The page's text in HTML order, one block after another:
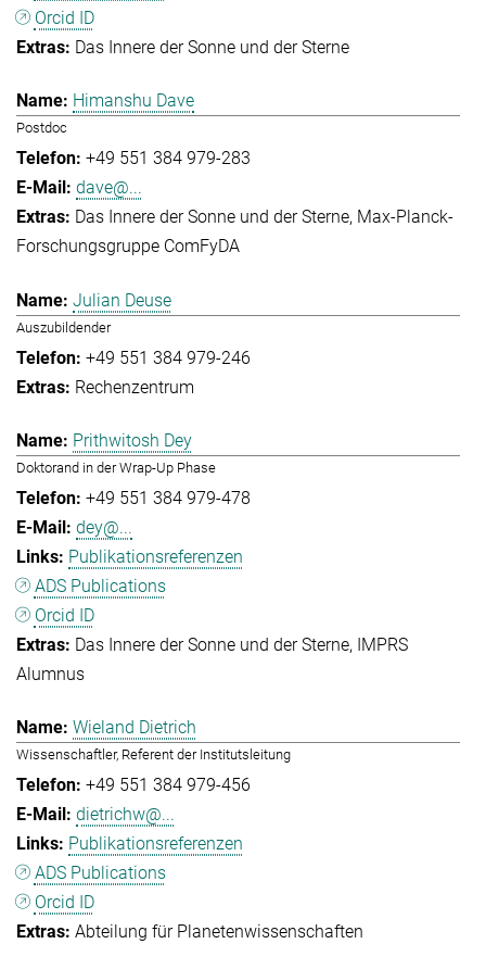
Orcid ID
Das Innere der Sonne und der Sterne
Himanshu Dave
Postdoc
+49 551 384 979-283
dave@...
Das Innere der Sonne und der Sterne Max-Planck-
Forschungsgruppe ComFyDA
Julian Deuse
Auszubildender
+49 551 384 979-246
Rechenzentrum
Prithwitosh Dey
Doktorand in der Wrap-Up Phase
+49 551 384 979-478
dey@...
Publikationsreferenzen
ADS Publications
Orcid ID
Das Innere der Sonne und der Sterne IMPRS
Alumnus
Wieland Dietrich
Wissenschaftler, Referent der Institutsleitung
+49 551 384 979-456
dietrichw@...
Publikationsreferenzen
ADS Publications
Orcid ID
Abteilung für Planetenwissenschaften